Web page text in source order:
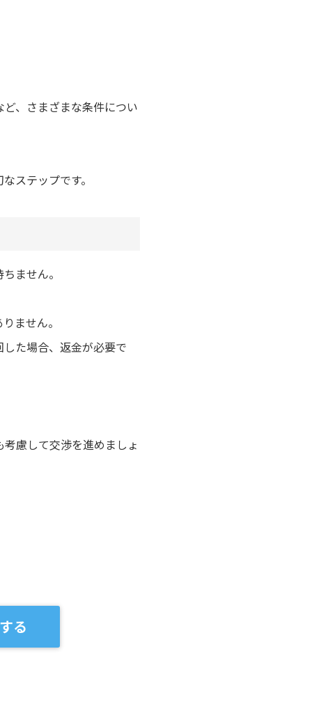
、さまざまな条件につい
ステップです。
ません。
ません。
た場合、返金が必要で
慮して交渉を進めましょ
る